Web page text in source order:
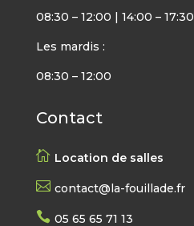
08:30 – 12:00 | 14:00 – 17:30
Les mardis :
08:30 – 12:00
Contact
 Location de salles
 contact@la-fouillade.fr
 05 65 65 71 13